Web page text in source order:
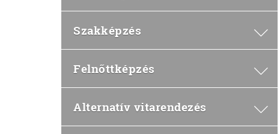
Szakképzés
Felnőttképzés
Alternatív vitarendezés